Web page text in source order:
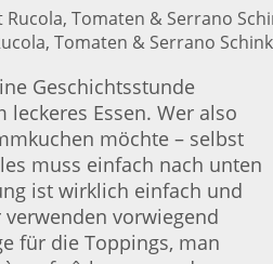
Tomaten & Serrano
Geschichtsstunde
leckeres Essen. Wer also
möchte – selbst
muss einfach nach unten
ist wirklich einfach und
vorwiegend
für die Toppings, man